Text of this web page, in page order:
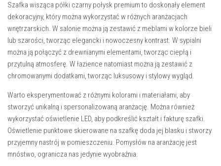
Szafka wisząca półki czarny połysk premium to doskonały element
dekoracyjny, który można wykorzystać w różnych aranżacjach
wnętrzarskich. W salonie można ją zestawić z meblami w kolorze bieli
lub szarości, tworząc elegancki i nowoczesny kontrast. W sypialni
można ją połączyć z drewnianymi elementami, tworząc ciepłą i
przytulną atmosferę. W łazience natomiast można ją zestawić z
chromowanymi dodatkami, tworząc luksusowy i stylowy wygląd.
Warto eksperymentować z różnymi kolorami i materiałami, aby
stworzyć unikalną i spersonalizowaną aranżację. Można również
wykorzystać oświetlenie LED, aby podkreślić kształt i fakturę szafki.
Oświetlenie punktowe skierowane na szafkę doda jej blasku i stworzy
przyjemny nastrój w pomieszczeniu. Pomysłów na aranżację jest
mnóstwo, ogranicza nas jedynie wyobraźnia.